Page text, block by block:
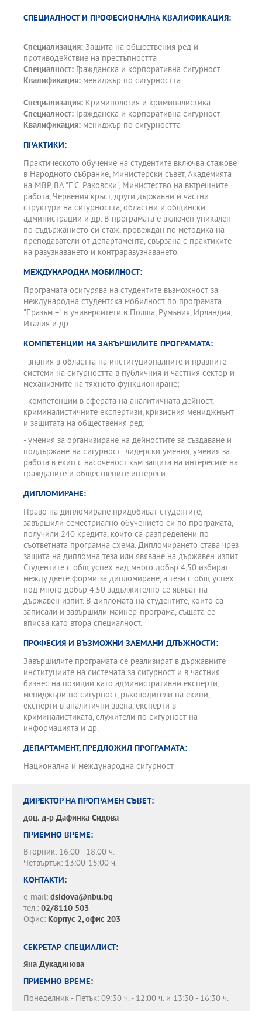
СПЕЦИАЛНОСТ И ПРОФЕСИОНАЛНА КВАЛИФИКАЦИЯ:
Специализация: Защита на обществения ред и
противодействие на престъпността
Специалност: Гражданска и корпоративна сигурност
Квалификация: мениджър по сигурността
Специализация: Криминология и криминалистика
Специалност: Гражданска и корпоративна сигурност
Квалификация: мениджър по сигурността
ПРАКТИКИ:
Практическото обучение на студентите включва стажове
в Народното събрание, Министерски съвет, Академията
на МВР, ВА "Г. С. Раковски", Министество на вътрешните
работа, Червения кръст, други държавни и частни
структури на сигурността, областни и общински
администрации и др. В програмата е включен уникален
по съдържанието си стаж, провеждан по методика на
преподаватели от департамента, свързана с практиките
на разузнаването и контраразузнаването.
МЕЖДУНАРОДНА МОБИЛНОСТ:
Програмата осигурява на студентите възможност за
международна студентска мобилност по програмата
"Еразъм +" в университети в Полша, Румъния, Ирландия,
Италия и др.
КОМПЕТЕНЦИИ НА ЗАВЪРШИЛИТЕ ПРОГРАМАТА:
- знания в областта на институционалните и правните
системи на сигурността в публичния и частния сектор и
механизмите на тяхното функциониране;
- компетенции в сферата на аналитичната дейност,
криминалистичните експертизи, кризисния мениджмънт
и защитата на обществения ред;
- умения за организиране на дейностите за създаване и
поддържане на сигурност; лидерски умения, умения за
работа в екип с насоченост към защита на интересите на
гражданите и обществените интереси.
ДИПЛОМИРАНЕ:
Право на дипломиране придобиват студентите,
завършили семестриално обучението си по програмата,
получили 240 кредита, които са разпределени по
съответната програмна схема. Дипломирането става чрез
защита на дипломна теза или явяване на държавен изпит.
Студентите с общ успех над много добър 4,50 избират
между двете форми за дипломиране, а тези с общ успех
под много добър 4.50 задължително се явяват на
държавен изпит. В дипломата на студентите, които са
записали и завършили майнер-програма, същата се
вписва като втора специалност.
ПРОФЕСИЯ И ВЪЗМОЖНИ ЗАЕМАНИ ДЛЪЖНОСТИ:
Завършилите програмата се реализират в държавните
институциите на системата за сигурност и в частния
бизнес на позиции като административни експерти,
мениджъри по сигурност, ръководители на екипи,
експерти в аналитични звена, експерти в
криминалистиката, служители по сигурност на
информацията и др.
ДЕПАРТАМЕНТ, ПРЕДЛОЖИЛ ПРОГРАМАТА:
Национална и международна сигурност
ДИРЕКТОР НА ПРОГРАМЕН СЪВЕТ:
доц. д-р Дафинка Сидова
ПРИЕМНО ВРЕМЕ:
Вторник: 16:00 - 18:00 ч.
Четвъртък: 13:00-15:00 ч.
КОНТАКТИ:
e-mail: dsidova@nbu.bg
тел.: 02/8110 503
Офис: Корпус 2, офис 203
СЕКРЕТАР-СПЕЦИАЛИСТ:
Яна Дукадинова
ПРИЕМНО ВРЕМЕ:
Понеделник - Петък: 09:30 ч. - 12:00 ч. и 13:30 - 16:30 ч.